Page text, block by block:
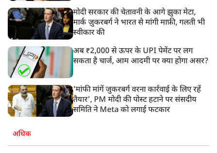
मोदी सरकार की चेतावनी के आगे झुका मेटा,
मार्क ज़ुकरबर्ग ने भारत से मांगी माफ़ी, गलती भी
स्वीकार की
अब ₹2,000 से ऊपर के UPI पेमेंट पर लग
सकता है चार्ज, आम आदमी पर क्या होगा असर?
‘मांफी मांगें जुकरबर्ग वरना कार्रवाई के लिए रहें
तैयार’, PM मोदी की पोस्ट हटाने पर संसदीय
समिति ने Meta को लगाई फटकार
अधिक